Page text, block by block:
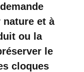
et à
ou la
le
cloques